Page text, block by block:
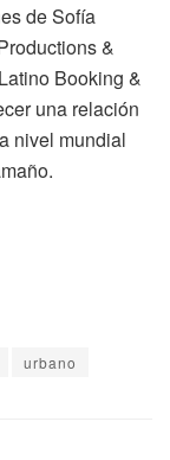
de Sofía
&
Booking &
una relación
nivel mundial
urbano